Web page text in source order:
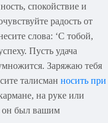
спокойствие и
радость от
слова: ‘С тобой,
Пусть удача
Заряжаю тебя
талисман носить при
на руке или
он был вашим